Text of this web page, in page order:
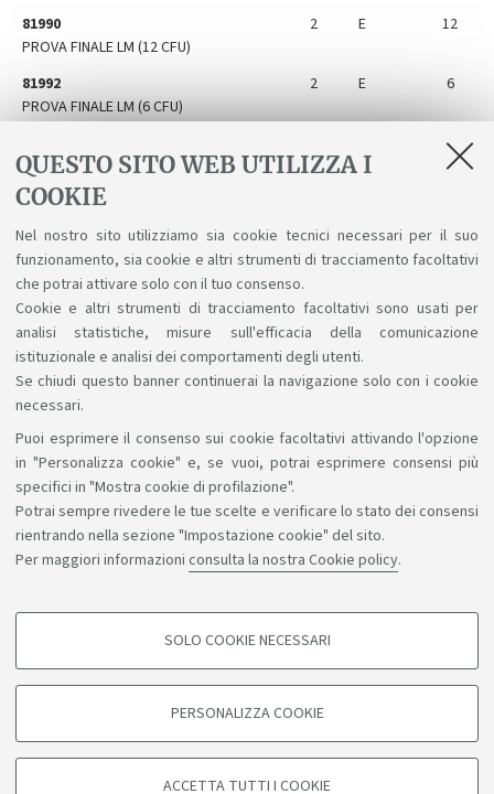
QUESTO SITO WEB UTILIZZA I
COOKIE
Nel nostro sito utilizziamo sia cookie tecnici necessari per il suo
funzionamento, sia cookie e altri strumenti di tracciamento facoltativi
che potrai attivare solo con il tuo consenso.
Cookie e altri strumenti di tracciamento facoltativi sono usati per
analisi statistiche, misure sull'efficacia della comunicazione
istituzionale e analisi dei comportamenti degli utenti.
Se chiudi questo banner continuerai la navigazione solo con i cookie
necessari.
Puoi esprimere il consenso sui cookie facoltativi attivando l'opzione
in "Personalizza cookie" e, se vuoi, potrai esprimere consensi più
specifici in "Mostra cookie di profilazione".
Potrai sempre rivedere le tue scelte e verificare lo stato dei consensi
rientrando nella sezione "Impostazione cookie" del sito.
Per maggiori informazioni consulta la nostra Cookie policy.
COOKIE DI PROFILAZIONE - FACOLTATIVI
degli utenti, creare profili in base al loro comportamento sul sito, per analisi
di marketing.
SOLO COOKIE NECESSARI
PERSONALIZZA COOKIE
ACCETTA TUTTI I COOKIE
81990
PROVA FINALE LM (12 CFU)
2 E 12
81992
PROVA FINALE LM (6 CFU)
2 E 6
TIROCINIO IN PREPARAZIONE DELLA
PROVA FINALE
12
81354
TIROCINIO IN PREPARAZIONE DELLA
PROVA FINALE ALL'ESTERO
2 18
Sosteniamo il diritto alla conoscenza
Seguici su:
Bologna - Via Zamboni, 33 - 40126 Bologna - PI: 01131710376 -
CF: 80007010376
Note legali Informazioni sul sito e accessibilità